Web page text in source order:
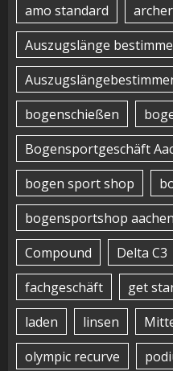
amo standard
Auszugslänge
bogenschießen
Bogensportgeschäft
bogen sport shop
bogensportshop aachen
Compound
Delta C3
fachgeschäft
get
laden
linsen
olympic recurve